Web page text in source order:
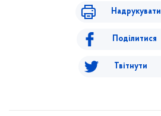
Надрукувати
Поділитися
Твітнути